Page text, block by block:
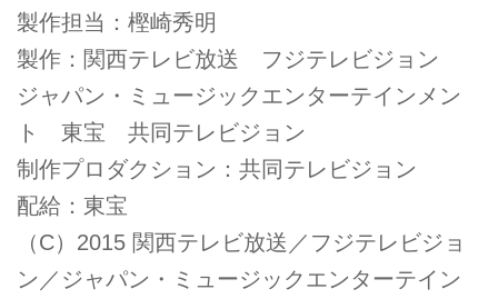
製作担当：樫崎秀明
製作：関西テレビ放送 フジテレビジョン
ジャパン・ミュージックエンターテインメン
ト 東宝 共同テレビジョン
制作プロダクション：共同テレビジョン
配給：東宝
（C）2015 関西テレビ放送／フジテレビジョ
ン／ジャパン・ミュージックエンターテイン